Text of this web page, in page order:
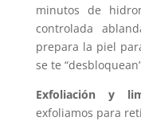
minutos de
controlada
prepara la piel
se te
Exfoliación y
exfoliamos para